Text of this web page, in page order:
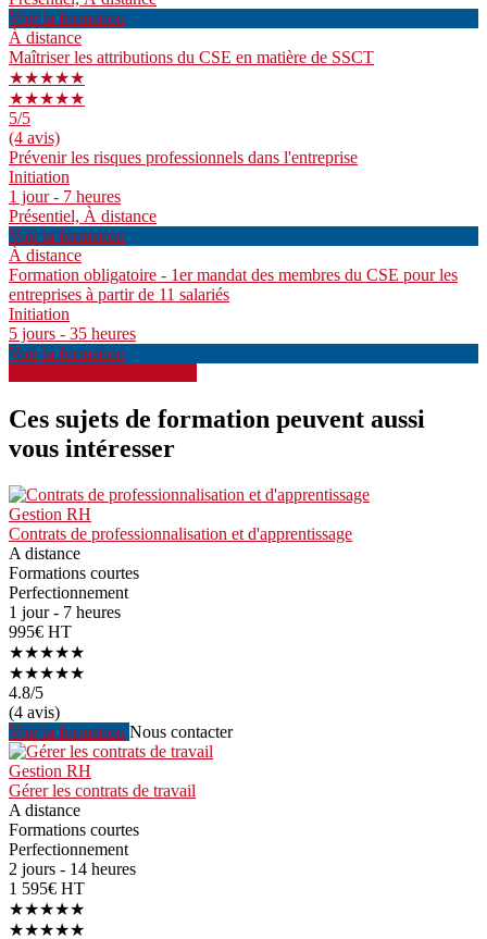
Voir la formation
À distance
Maîtriser les attributions du CSE en matière de SSCT
★★★★★
★★★★★
5/5
(4 avis)
Prévenir les risques professionnels dans l'entreprise
Initiation
1 jour - 7 heures
Présentiel, À distance
Voir la formation
À distance
Formation obligatoire - 1er mandat des membres du CSE pour les
entreprises à partir de 11 salariés
Initiation
5 jours - 35 heures
Voir la formation
Ces sujets de formation peuvent aussi
vous intéresser
Gestion RH
Contrats de professionnalisation et d'apprentissage
A distance
Formations courtes
Perfectionnement
1 jour - 7 heures
995€ HT
★★★★★
★★★★★
4.8/5
(4 avis)
Voir la formation Nous contacter
Gestion RH
Gérer les contrats de travail
A distance
Formations courtes
Perfectionnement
2 jours - 14 heures
1 595€ HT
★★★★★
★★★★★